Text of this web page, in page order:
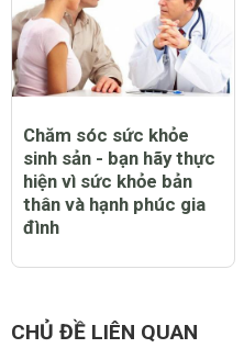
Chăm sóc sức khỏe
sinh sản - bạn hãy thực
hiện vì sức khỏe bản
thân và hạnh phúc gia
đình
CHỦ ĐỀ LIÊN QUAN